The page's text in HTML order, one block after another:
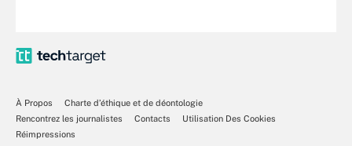
À Propos
Charte d’éthique et de déontologie
Rencontrez les journalistes
Contacts
Utilisation Des Cookies
Réimpressions